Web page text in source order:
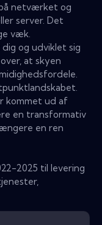
netværket og
server. Det
væk.
og udviklet sig
at skyen
kommet ud af
en transformativ
en ren
2025 til levering